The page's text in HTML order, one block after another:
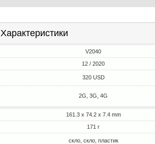
Характеристики
V2040
12 / 2020
320 USD
2G, 3G, 4G
161.3 x 74.2 x 7.4 mm
171 г
скло, скло, пластик